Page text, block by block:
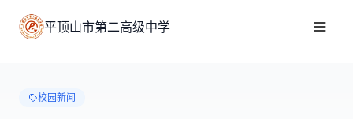
平顶山市第二高级中学
校园新闻